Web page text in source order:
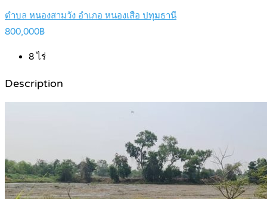
ตำบล หนองสามวัง อำเภอ หนองเสือ ปทุมธานี
800,000฿
8ไร่
Description